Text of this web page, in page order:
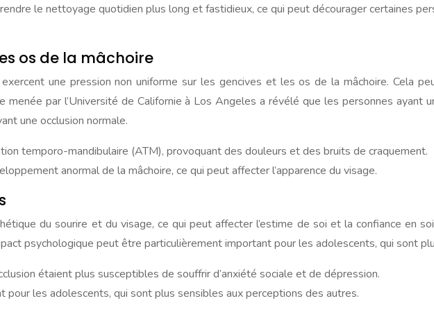
le nettoyage quotidien plus long et fastidieux, ce qui peut décourager certaines
os de la mâchoire
une pression non uniforme sur les gencives et les os de la mâchoire. Cela
par l’Université de Californie à Los Angeles a révélé que les personnes ayant
une occlusion normale.
temporo-mandibulaire (ATM), provoquant des douleurs et des bruits de craquement.
anormal de la mâchoire, ce qui peut affecter l’apparence du visage.
du sourire et du visage, ce qui peut affecter l’estime de soi et la confiance en
psychologique peut être particulièrement important pour les adolescents, qui sont
étaient plus susceptibles de souffrir d’anxiété sociale et de dépression.
les adolescents, qui sont plus sensibles aux perceptions des autres.